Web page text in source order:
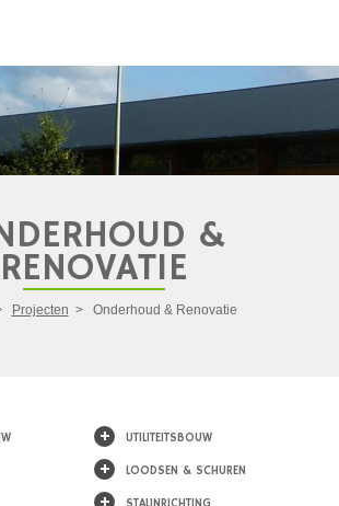
&
RENOVATIE
Projecten > Onderhoud & Renovatie
+ UTILITEITSBOUW
+ LOODSEN & SCHUREN